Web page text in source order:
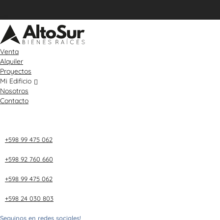
Venta
Alquiler
Proyectos
Mi Edificio
Nosotros
Contacto
+598 99 475 062
+598 92 760 660
+598 99 475 062
+598 24 030 803
Seguinos en redes sociales!